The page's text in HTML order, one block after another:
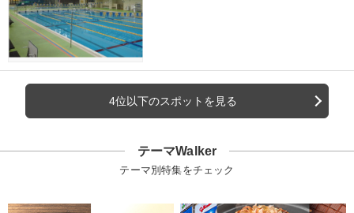
4位以下のスポットを見る
テーマWalker
テーマ別特集をチェック